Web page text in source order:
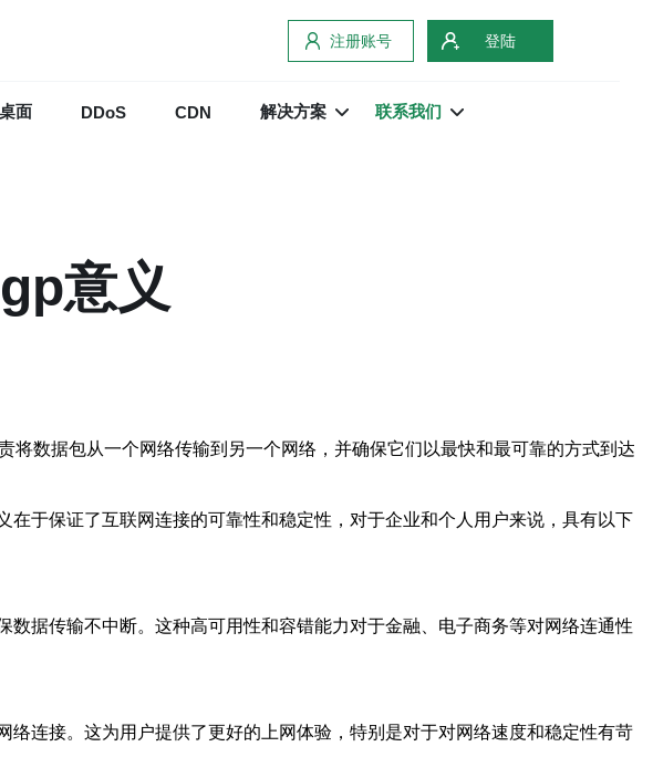
注册账号 登陆
面 DDoS CDN 解决方案 联系我们
意义
数据包从一个网络传输到另一个网络，并确保它们以最快和最可靠的方式到达
于保证了互联网连接的可靠性和稳定性，对于企业和个人用户来说，具有以下
据传输不中断。这种高可用性和容错能力对于金融、电子商务等对网络连通性
连接。这为用户提供了更好的上网体验，特别是对于对网络速度和稳定性有苛